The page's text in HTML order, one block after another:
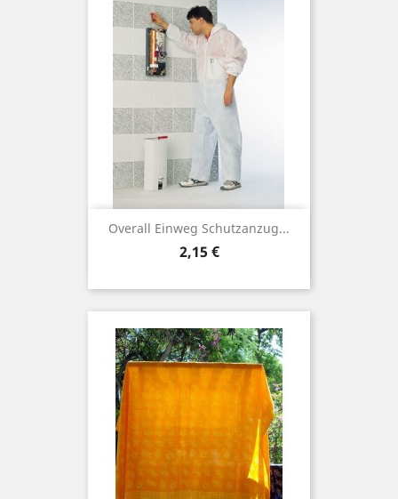
Overall Einweg Schutzanzug...
Preis
2,15 €